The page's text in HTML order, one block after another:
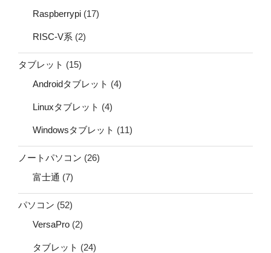
Raspberrypi (17)
RISC-V系 (2)
タブレット (15)
Androidタブレット (4)
Linuxタブレット (4)
Windowsタブレット (11)
ノートパソコン (26)
富士通 (7)
パソコン (52)
VersaPro (2)
タブレット (24)